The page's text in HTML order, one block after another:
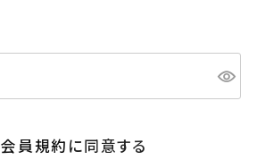
会員規約 に同意する